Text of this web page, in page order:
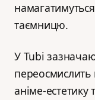
таємницю.
У Tubi
аніме-естетику